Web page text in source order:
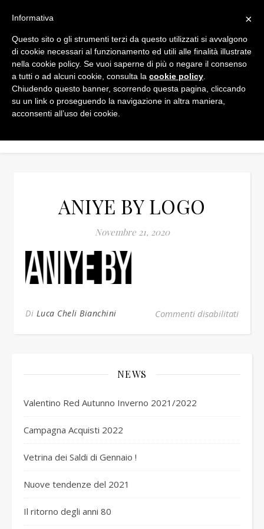
ANIYE BY LOGO
Novembre 21, 2020
Di Luca Cheli Bianchini Commenti disabilitatisu
NEWS
Valentino Red Autunno Inverno 2021/2022
Campagna Acquisti 2022
Vetrina dei Saldi di Gennaio !
Nuove tendenze del 2021
Il ritorno degli anni 80
×
Informativa
Questo sito o gli strumenti terzi da questo utilizzati si avvalgono
di cookie necessari al funzionamento ed utili alle finalità illustrate
nella cookie policy. Se vuoi saperne di più o negare il consenso
a tutti o ad alcuni cookie, consulta la cookie policy
Chiudendo questo banner, scorrendo questa pagina, cliccando
su un link o proseguendo la navigazione in altra maniera,
acconsenti all’uso dei cookie.